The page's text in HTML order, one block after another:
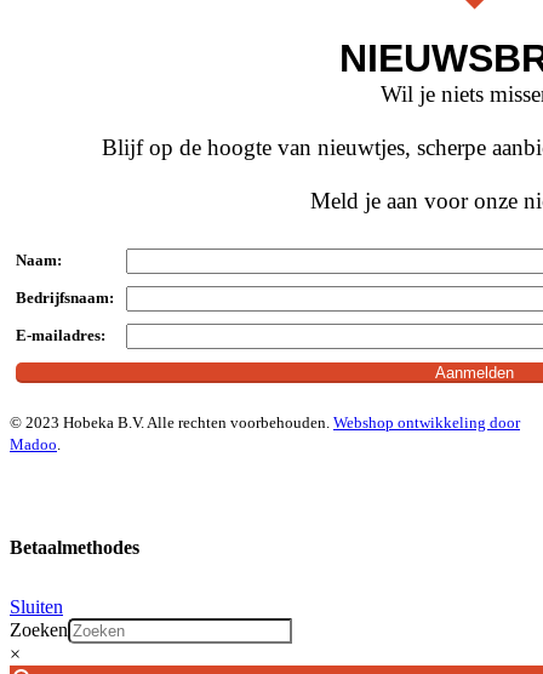
Wil je niets
Blijf op de hoogte van nieuwtjes, scherpe
Meld je aan voor onze
Naam:
Bedrijfsnaam:
E-mailadres:
© 2023 Hobeka B.V. Alle rechten voorbehouden. Webshop ontwikkeling door
Madoo.
Betaalmethodes
Sluiten
Zoeken
×